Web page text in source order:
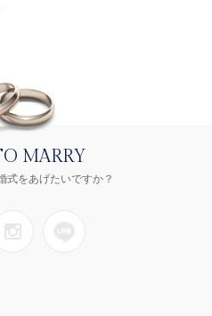
MARRY
式をあげたいですか？